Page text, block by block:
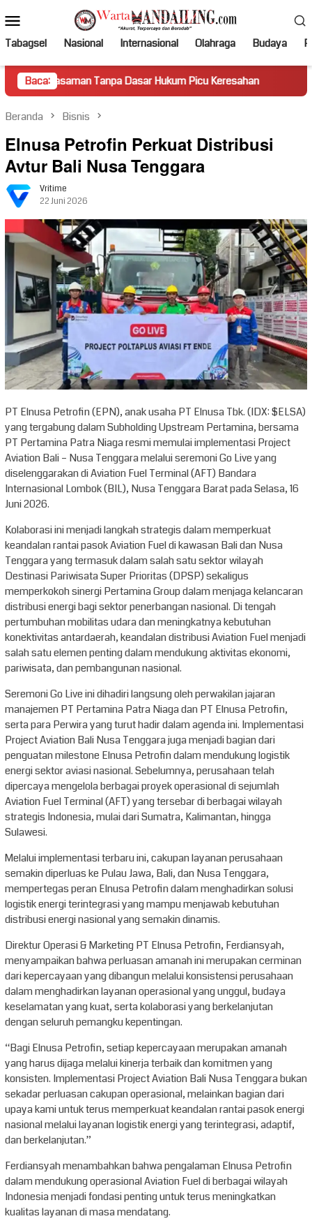
ke
kontenMobile
Tabagsel Nasional Internasional Olahraga Budaya
Baca:
Tanpa Dasar Hukum Picu Keresahan Truk Miring
Beranda Bisnis
Elnusa Petrofin Perkuat Distribusi
Avtur Bali Nusa Tenggara
Vritime
22 Juni 2026
PT Elnusa Petrofin (EPN), anak usaha PT Elnusa Tbk. (IDX: $ELSA)
yang tergabung dalam Subholding Upstream Pertamina, bersama
PT Pertamina Patra Niaga resmi memulai implementasi Project
Aviation Bali – Nusa Tenggara melalui seremoni Go Live yang
diselenggarakan di Aviation Fuel Terminal (AFT) Bandara
Internasional Lombok (BIL), Nusa Tenggara Barat pada Selasa, 16
Juni 2026.
Kolaborasi ini menjadi langkah strategis dalam memperkuat
keandalan rantai pasok Aviation Fuel di kawasan Bali dan Nusa
Tenggara yang termasuk dalam salah satu sektor wilayah
Destinasi Pariwisata Super Prioritas (DPSP) sekaligus
memperkokoh sinergi Pertamina Group dalam menjaga kelancaran
distribusi energi bagi sektor penerbangan nasional. Di tengah
pertumbuhan mobilitas udara dan meningkatnya kebutuhan
konektivitas antardaerah, keandalan distribusi Aviation Fuel menjadi
salah satu elemen penting dalam mendukung aktivitas ekonomi,
pariwisata, dan pembangunan nasional.
Seremoni Go Live ini dihadiri langsung oleh perwakilan jajaran
manajemen PT Pertamina Patra Niaga dan PT Elnusa Petrofin,
serta para Perwira yang turut hadir dalam agenda ini. Implementasi
Project Aviation Bali Nusa Tenggara juga menjadi bagian dari
penguatan milestone Elnusa Petrofin dalam mendukung logistik
energi sektor aviasi nasional. Sebelumnya, perusahaan telah
dipercaya mengelola berbagai proyek operasional di sejumlah
Aviation Fuel Terminal (AFT) yang tersebar di berbagai wilayah
strategis Indonesia, mulai dari Sumatra, Kalimantan, hingga
Sulawesi.
Melalui implementasi terbaru ini, cakupan layanan perusahaan
semakin diperluas ke Pulau Jawa, Bali, dan Nusa Tenggara,
mempertegas peran Elnusa Petrofin dalam menghadirkan solusi
logistik energi terintegrasi yang mampu menjawab kebutuhan
distribusi energi nasional yang semakin dinamis.
Direktur Operasi & Marketing PT Elnusa Petrofin, Ferdiansyah,
menyampaikan bahwa perluasan amanah ini merupakan cerminan
dari kepercayaan yang dibangun melalui konsistensi perusahaan
dalam menghadirkan layanan operasional yang unggul, budaya
keselamatan yang kuat, serta kolaborasi yang berkelanjutan
dengan seluruh pemangku kepentingan.
“Bagi Elnusa Petrofin, setiap kepercayaan merupakan amanah
yang harus dijaga melalui kinerja terbaik dan komitmen yang
konsisten. Implementasi Project Aviation Bali Nusa Tenggara bukan
sekadar perluasan cakupan operasional, melainkan bagian dari
upaya kami untuk terus memperkuat keandalan rantai pasok energi
nasional melalui layanan logistik energi yang terintegrasi, adaptif,
dan berkelanjutan.”
Ferdiansyah menambahkan bahwa pengalaman Elnusa Petrofin
dalam mendukung operasional Aviation Fuel di berbagai wilayah
Indonesia menjadi fondasi penting untuk terus meningkatkan
kualitas layanan di masa mendatang.